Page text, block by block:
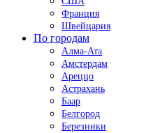
Франция
Швейцария
По городам
Алма-Ата
Амстердам
Ареццо
Астрахань
Баар
Белгород
Березники